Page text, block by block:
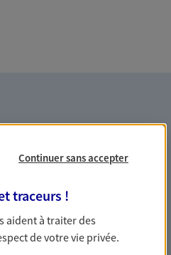
et les
Continuer sans accepter
traceurs !
aident à traiter des
de votre vie privée.